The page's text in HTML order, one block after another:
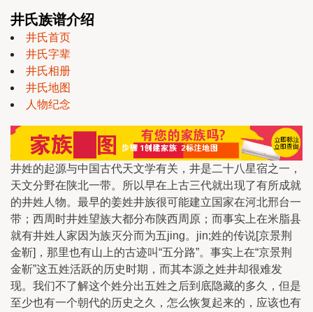
井氏族谱介绍
井氏首页
井氏字辈
井氏相册
井氏地图
人物纪念
井姓的起源与中国古代天文学有关，井是二十八星宿之一，
天文分野在陕北一带。所以早在上古三代就出现了有所成就
的井姓人物。最早的姜姓井族很可能建立国家在河北邢台一
带；西周时井姓望族大都分布陕西周原；而事实上在米脂县
就有井姓人家因为族灭分而为五jing。jin;姓的传说[京景荆
金靳]，那里也有山上的古迹叫“五分路”。事实上在“京景荆
金靳”这五姓活跃的历史时期，而其本源之姓井却很难发
现。我们不了解这个姓分出五姓之后到底隐藏的多久，但是
至少也有一个朝代的历史之久，怎么恢复起来的，应该也有